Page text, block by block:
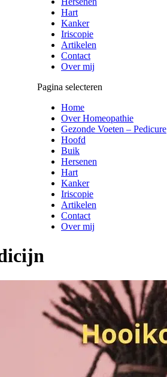
Hart
Kanker
Iriscopie
Artikelen
Contact
Over mij
Pagina selecteren
Home
Over Homeopathie
Gezonde Voeten – Pedicure
Hoofd
Buik
Hersenen
Hart
Kanker
Iriscopie
Artikelen
Contact
Over mij